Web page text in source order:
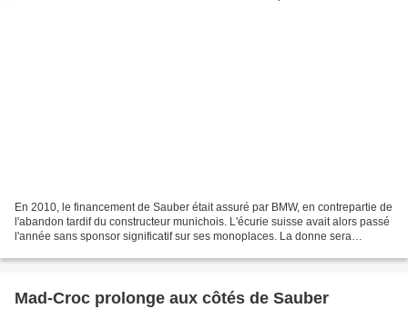
En 2010, le financement de Sauber était assuré par BMW, en contrepartie de
l'abandon tardif du constructeur munichois. L'écurie suisse avait alors passé
l'année sans sponsor significatif sur ses monoplaces. La donne sera
Mad-Croc prolonge aux côtés de Sauber